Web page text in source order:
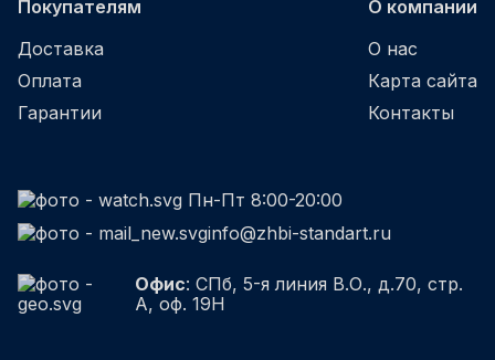
Покупателям
Доставка
Оплата
Гарантии
О компании
О нас
Карта сайта
Контакты
Пн-Пт 8:00-20:00
info@zhbi-standart.ru
Офис: СПб, 5-я линия В.О., д.70, стр.
А, оф. 19Н